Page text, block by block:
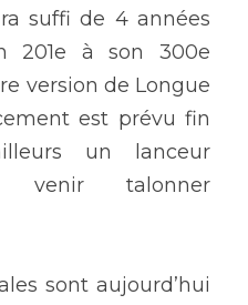
suffi de 4 années
201e à son 300e
version de Longue
est prévu fin
un lanceur
venir talonner
sont aujourd’hui